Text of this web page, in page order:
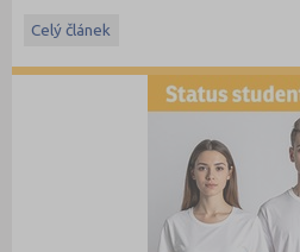
informacemi.
Celý článek